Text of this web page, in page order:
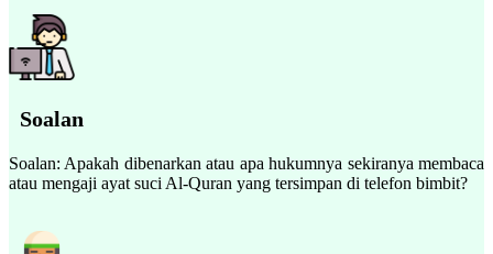
Soalan
Soalan: Apakah dibenarkan atau apa hukumnya sekiranya membaca
atau mengaji ayat suci Al-Quran yang tersimpan di telefon bimbit?